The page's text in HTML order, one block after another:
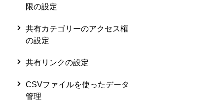
限の設定
共有カテゴリーのアクセス権
の設定
共有リンクの設定
CSVファイルを使ったデータ
管理